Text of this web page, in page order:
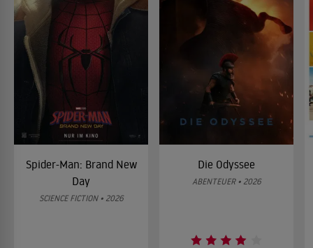
Spider-Man: Brand New
Day
SCIENCE FICTION • 2026
Die Odyssee
ABENTEUER • 2026